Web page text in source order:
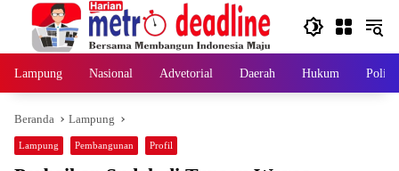
Langsung
konten
Lampung Nasional Advetorial Daerah Hukum Politik
Beranda Lampung
Lampung Pembangunan Profil